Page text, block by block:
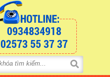
0934834918
02573 55 37 37